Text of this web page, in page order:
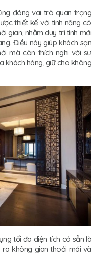
đóng vai trò quan trọng
thiết kế với tính năng có
gian, nhằm duy trì tính mới
Điều này giúp khách sạn
mà còn thích nghi với sự
khách hàng, giữ cho không
tối đa diện tích có sẵn là
không gian thoải mái và